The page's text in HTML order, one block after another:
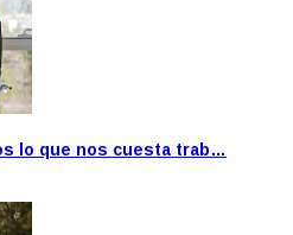
lo que nos cuesta trab…